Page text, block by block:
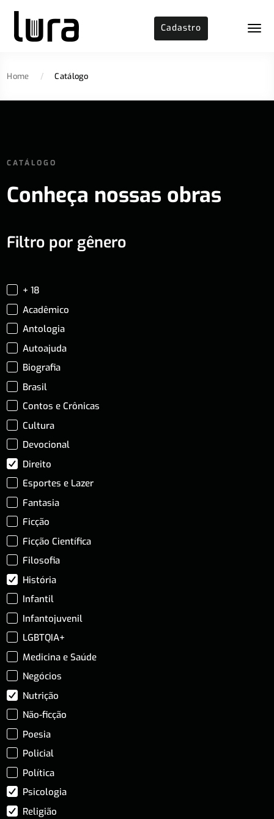
Cadastro
Home / Catálogo
CATÁLOGO
Conheça nossas obras
Filtro por gênero
+ 18
Acadêmico
Antologia
Autoajuda
Biografia
Brasil
Contos e Crônicas
Cultura
Devocional
Direito
Esportes e Lazer
Fantasia
Ficção
Ficção Científica
Filosofia
História
Infantil
Infantojuvenil
LGBTQIA+
Medicina e Saúde
Negócios
Nutrição
Não-ficção
Poesia
Policial
Política
Psicologia
Religião